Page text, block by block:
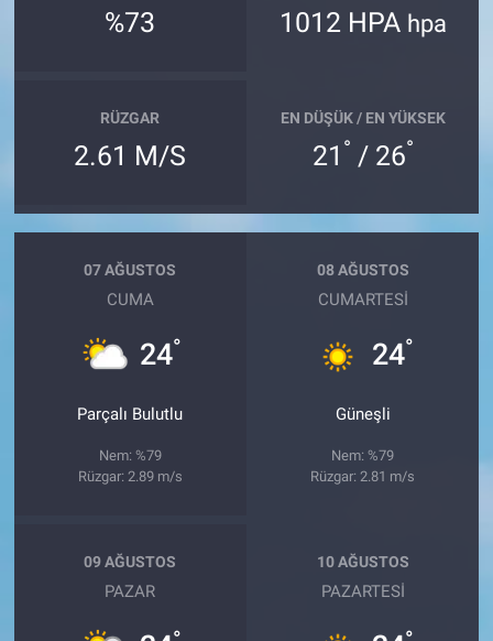
%73 1012 HPA hpa
RÜZGAR
2.61 M/S
EN DÜŞÜK / EN YÜKSEK
21 ° / 26°
07 AĞUSTOS
CUMA
24°
Parçalı Bulutlu
Nem: %79
Rüzgar: 2.89 m/s
08 AĞUSTOS
CUMARTESI
24°
Güneşli
Nem: %79
Rüzgar: 2.81 m/s
09 AĞUSTOS
PAZAR
10 AĞUSTOS
PAZARTESI